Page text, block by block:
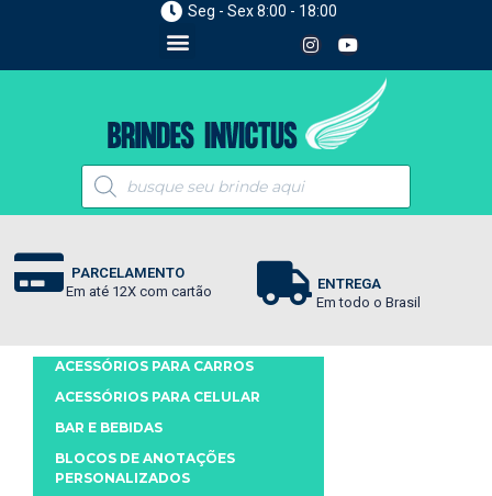
Seg - Sex 8:00 - 18:00
PARCELAMENTO
Em até 12X com cartão
ENTREGA
Em todo o Brasil
ACESSÓRIOS PARA CARROS
ACESSÓRIOS PARA CELULAR
BAR E BEBIDAS
BLOCOS DE ANOTAÇÕES
PERSONALIZADOS